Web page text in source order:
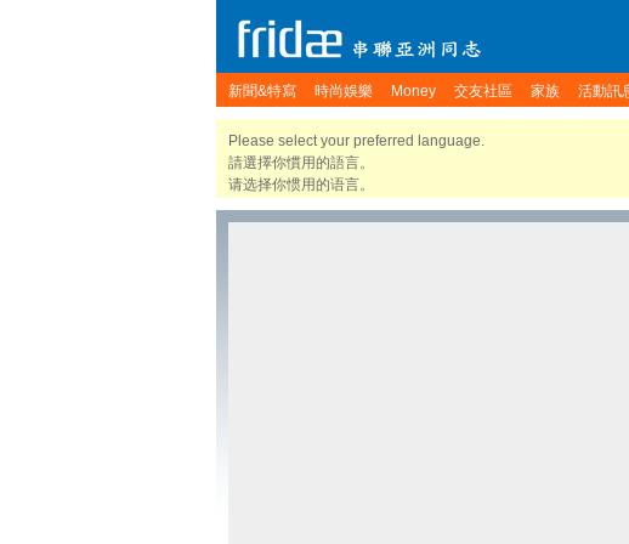
新聞&特寫 時尚娛樂 Money 交友社區 家族 活動訊
Please select your preferred language.
請選擇你慣用的語言。
请选择你惯用的语言。